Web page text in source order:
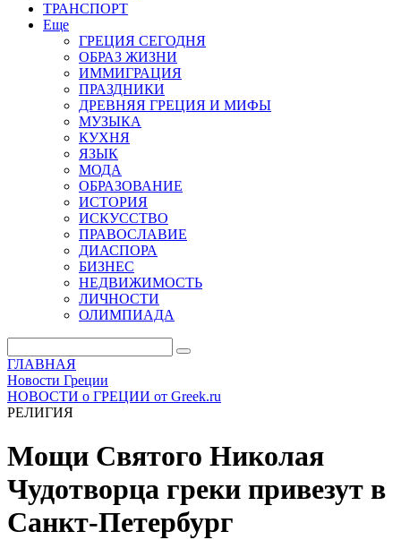
ТРАНСПОРТ
Еще
ГРЕЦИЯ СЕГОДНЯ
ОБРАЗ ЖИЗНИ
ИММИГРАЦИЯ
ПРАЗДНИКИ
ДРЕВНЯЯ ГРЕЦИЯ И МИФЫ
МУЗЫКА
КУХНЯ
ЯЗЫК
МОДА
ОБРАЗОВАНИЕ
ИСТОРИЯ
ИСКУССТВО
ПРАВОСЛАВИЕ
ДИАСПОРА
БИЗНЕС
НЕДВИЖИМОСТЬ
ЛИЧНОСТИ
ОЛИМПИАДА
ГЛАВНАЯ
Новости Греции
НОВОСТИ о ГРЕЦИИ от Greek.ru
РЕЛИГИЯ
Мощи Святого Николая
Чудотворца греки привезут в
Санкт-Петербург